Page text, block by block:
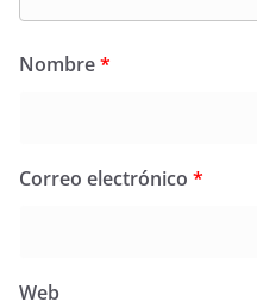
Nombre*
Correo electrónico *
Web